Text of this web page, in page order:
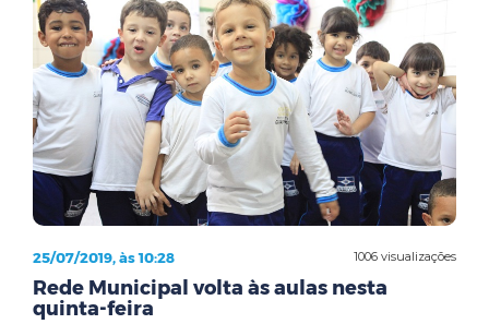
1006 visualizações
25/07/2019, às 10:28
Rede Municipal volta às aulas nesta
quinta-feira